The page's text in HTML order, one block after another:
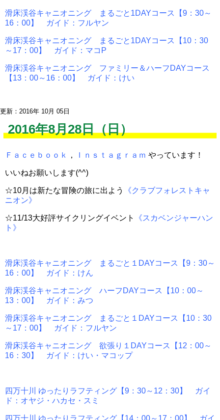
滑床渓谷キャニオニング まるごと1DAYコース【9：30～
16：00】 ガイド：フルヤン
滑床渓谷キャニオニング まるごと1DAYコース【10：30
～17：00】 ガイド：マコP
滑床渓谷キャニオニング ファミリー＆ハーフDAYコース
【13：00～16：00】 ガイド：けい
更新：2016年 10月 05日
2016年8月28日（日）
Ｆａｃｅｂｏｏｋ ， Ｉｎｓｔａｇｒａｍ やっています！
いいねお願いします(^^)
☆10月は新たな冒険の旅に出よう
《クラブフォレストキャ
ニオン》
☆11/13大好評サイクリングイベント
《スカベンジャーハン
ト》
滑床渓谷キャニオニング まるごと１DAYコース【9：30～
16：00】 ガイド：けん
滑床渓谷キャニオニング ハーフDAYコース【10：00～
13：00】 ガイド：みつ
滑床渓谷キャニオニング まるごと１DAYコース【10：30
～17：00】 ガイド：フルヤン
滑床渓谷キャニオニング 欲張り１DAYコース【12：00～
16：30】 ガイド：けい・マコップ
四万十川 ゆったりラフティング【9：30～12：30】 ガイ
ド：オヤジ・ハカセ・スミ
四万十川 ゆったりラフティング【14：00～17：00】 ガイ